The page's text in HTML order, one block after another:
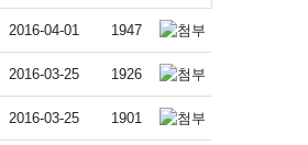
2016-04-01 1947
2016-03-25 1926
2016-03-25 1901